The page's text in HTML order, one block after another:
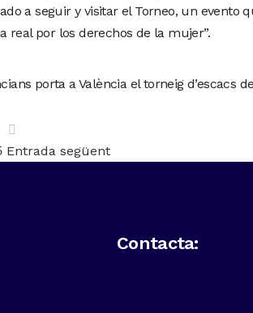
a seguir y visitar el Torneo, un evento
real por los derechos de la mujer”.
porta a València el torneig d’escacs
Entrada següent
Contacta: